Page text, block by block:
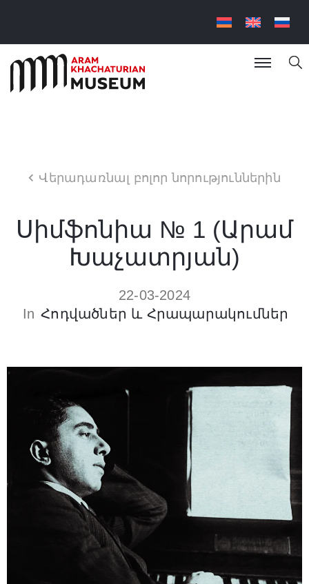
Վերադառնալ բոլոր նորություններին
Սիմֆոնիա № 1 (Արամ
Խաչատրյան)
22-03-2024
In Հոդվածներ ԵՒ Հրապարակումներ